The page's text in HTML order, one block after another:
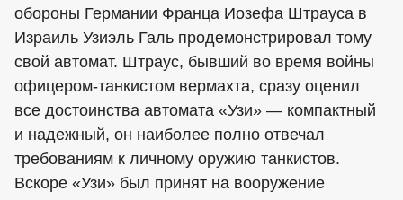
обороны Германии Франца Иозефа Штрауса в
Израиль Узиэль Галь продемонстрировал тому
свой автомат. Штраус, бывший во время войны
офицером-танкистом вермахта, сразу оценил
все достоинства автомата «Узи» — компактный
и надежный, он наиболее полно отвечал
требованиям к личному оружию танкистов.
Вскоре «Узи» был принят на вооружение